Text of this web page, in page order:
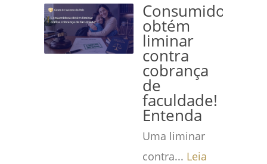
Consumidora
obtém
liminar
contra
cobrança
de
faculdade!
Entenda
Uma liminar
contra... Leia